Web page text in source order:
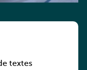
textes